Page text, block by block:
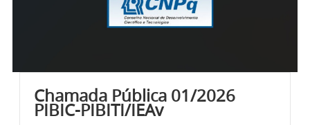
Chamada Pública 01/2026
PIBIC-PIBITI/IEAv